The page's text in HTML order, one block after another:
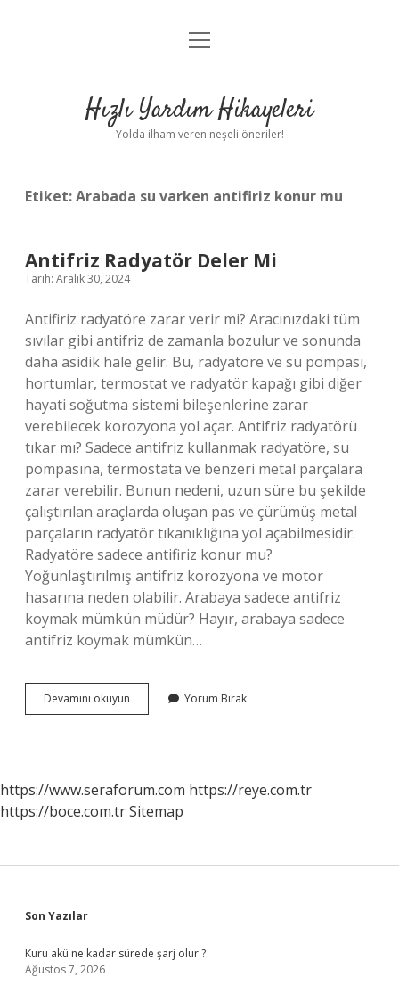
Anasayfa
Yasal Uyarı
menüyü
Hızlı Yardım Hikayeleri
Yolda ilham veren neşeli öneriler!
Etiket:Arabada su varken antifiriz konur mu
Antifriz Radyatör Deler Mi
Tarih: Aralık 30, 2024
Antifiriz radyatöre zarar verir mi? Aracınızdaki tüm
sıvılar gibi antifriz de zamanla bozulur ve sonunda
daha asidik hale gelir. Bu, radyatöre ve su pompası,
hortumlar, termostat ve radyatör kapağı gibi diğer
hayati soğutma sistemi bileşenlerine zarar
verebilecek korozyona yol açar. Antifriz radyatörü
tıkar mı? Sadece antifriz kullanmak radyatöre, su
pompasına, termostata ve benzeri metal parçalara
zarar verebilir. Bunun nedeni, uzun süre bu şekilde
çalıştırılan araçlarda oluşan pas ve çürümüş metal
parçaların radyatör tıkanıklığına yol açabilmesidir.
Radyatöre sadece antifiriz konur mu?
Yoğunlaştırılmış antifriz korozyona ve motor
hasarına neden olabilir. Arabaya sadece antifriz
koymak mümkün müdür? Hayır, arabaya sadece
antifriz koymak mümkün…
Devamını okuyun
Radyatör
Yorum Bırak
https://www.seraforum.com https://reye.com.tr
https://boce.com.trSitemap
Sidebar
Son Yazılar
Kuru akü ne kadar sürede şarj olur ?
Ağustos 7, 2026